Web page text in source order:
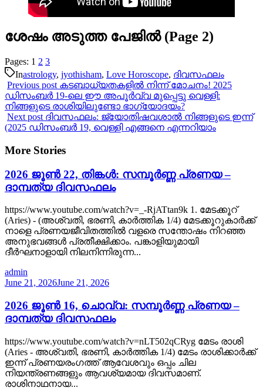
ശേഷം അടുത്ത പേജിൽ (Page 2)
Pages: 1 2 3
Inastrology, jyothisham, Love Horoscope, ദിവസഫലം
Previous post കടബാധ്യതകളിൽ നിന്ന് മോചനം! 2025
ഡിസംബർ 19-ലെ ഈ അപൂർവ്വ മുപ്പെട്ടു വെള്ളി:
നിങ്ങളുടെ രാശിയിലുണ്ടോ ഭാഗ്യോദയം?
Next post ദിവസഫലം: ജ്യോതിഷവശാൽ നിങ്ങളുടെ ഇന്ന്‌
(2025 ഡിസംബർ 19, വെള്ളി എങ്ങനെ എന്നറിയാം
More Stories
2026 ജൂൺ 22, തിങ്കൾ: സമ്പൂർണ്ണ പ്രണയ –
ദാമ്പത്യ ദിവസഫലം
https://www.youtube.com/watch?v=_-RjATtan9k 1. മേടക്കൂറ്
(Aries) - (അശ്വതി, ഭരണി, കാർത്തിക 1/4) മേടക്കൂറുകാർക്ക്
നാളെ പ്രണയജീവിതത്തിൽ വളരെ സന്തോഷം നിറഞ്ഞ
അനുഭവങ്ങൾ പ്രതീക്ഷിക്കാം. പങ്കാളിയുമായി
ദീർഘനാളായി നിലനിന്നിരുന്ന...
admin
June 21, 2026June 21, 2026
2026 ജൂൺ 16, ചൊവ്വ: സമ്പൂർണ്ണ പ്രണയ –
ദാമ്പത്യ ദിവസഫലം
https://www.youtube.com/watch?v=nLT502qCRyg മേടം രാശി
(Aries - അശ്വതി, ഭരണി, കാർത്തിക 1/4) മേടം രാശിക്കാർക്ക്
ഇന്ന് പ്രണയരംഗത്ത് ആവേശവും ഒപ്പം ചില
നിയന്ത്രണങ്ങളും ആവശ്യമായ ദിവസമാണ്.
രാശിനാഥനായ...